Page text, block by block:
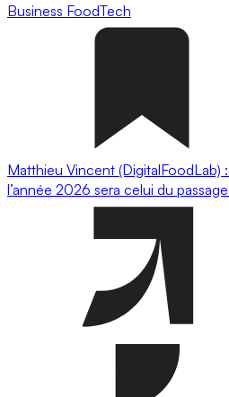
Business FoodTech
Matthieu Vincent (DigitalFoodLab)
l’année 2026 sera celui du